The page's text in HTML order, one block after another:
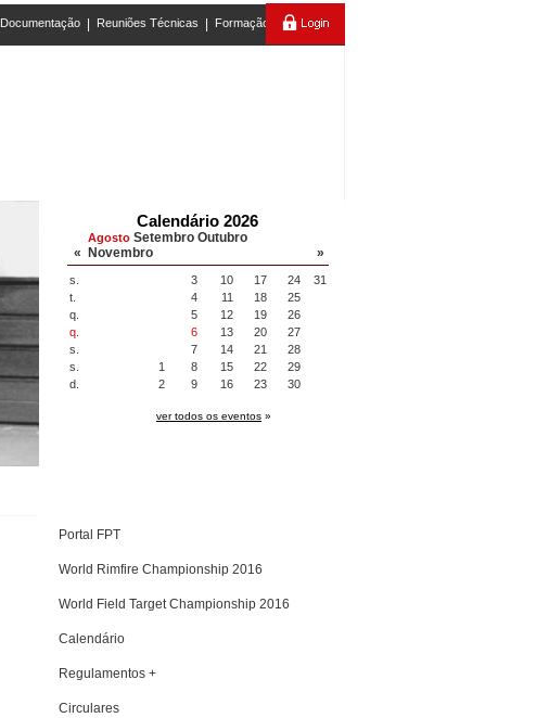
Documentação Reuniões Técnicas Formação
Calendário 2026
«
Agosto Setembro Outubro
Novembro
»
s.
t.
q.
q.
s.
s.
d.
3 10 17 24
31
4
11 18
25
5
12 19
26
6
13 20
27
7
14 21
28
1
8 15 22
29
2
9 16 23 30
ver todos os eventos »
Portal FPT
World Rimfire Championship 2016
World Field Target Championship 2016
Calendário
Regulamentos +
Circulares